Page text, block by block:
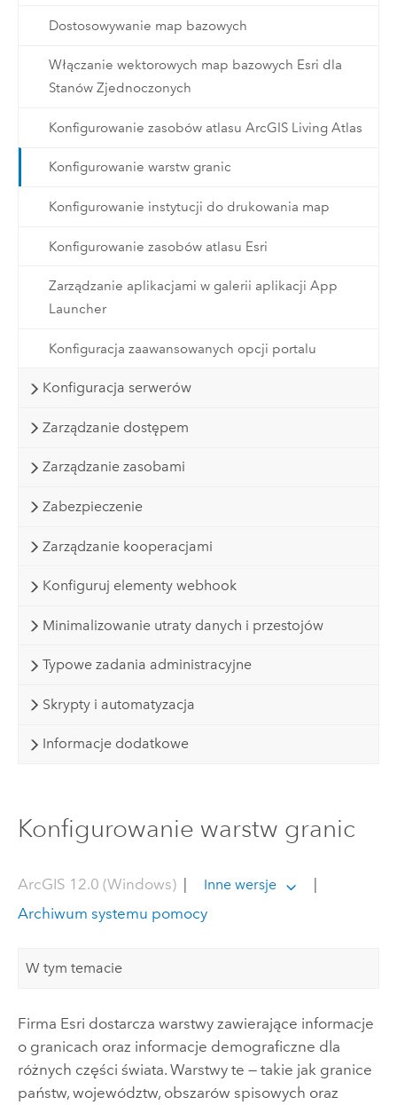
Dostosowywanie map bazowych
Włączanie wektorowych map bazowych Esri dla
Stanów Zjednoczonych
Konfigurowanie zasobów atlasu ArcGIS Living Atlas
Konfigurowanie warstw granic
Konfigurowanie instytucji do drukowania map
Konfigurowanie zasobów atlasu Esri
Zarządzanie aplikacjami w galerii aplikacji App
Launcher
Konfiguracja zaawansowanych opcji portalu
Konfiguracja serwerów
Zarządzanie dostępem
Zarządzanie zasobami
Zabezpieczenie
Zarządzanie kooperacjami
Konfiguruj elementy webhook
Minimalizowanie utraty danych i przestojów
Typowe zadania administracyjne
Skrypty i automatyzacja
Informacje dodatkowe
Konfigurowanie warstw granic
ArcGIS 12.0 (Windows)| Inne wersje
Archiwum systemu pomocy
W tym temacie
Firma Esri dostarcza warstwy zawierające informacje
o granicach oraz informacje demograficzne dla
różnych części świata. Warstwy te — takie jak granice
państw, województw, obszarów spisowych oraz